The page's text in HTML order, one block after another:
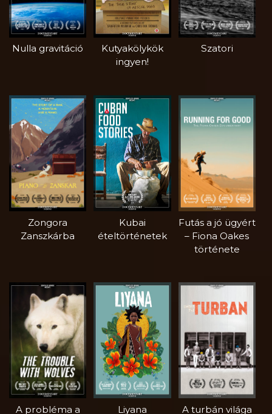
Nulla gravitáció
Kutyakölykök
ingyen!
Szatori
Zongora
Zanszkárba
Kubai
ételtörténetek
Futás a jó ügyért
– Fiona Oakes
története
A probléma a Liyana A turbán világa